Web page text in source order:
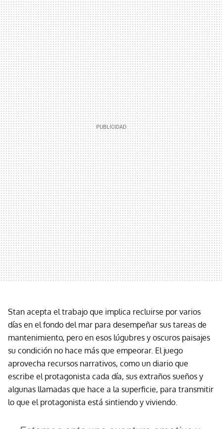
Stan acepta el trabajo que implica recluirse por varios
días en el fondo del mar para desempeñar sus tareas de
mantenimiento, pero en esos lúgubres y oscuros paisajes
su condición no hace más que empeorar. El juego
aprovecha recursos narrativos, como un diario que
escribe el protagonista cada día, sus extraños sueños y
algunas llamadas que hace a la superficie, para transmitir
lo que el protagonista está sintiendo y viviendo.